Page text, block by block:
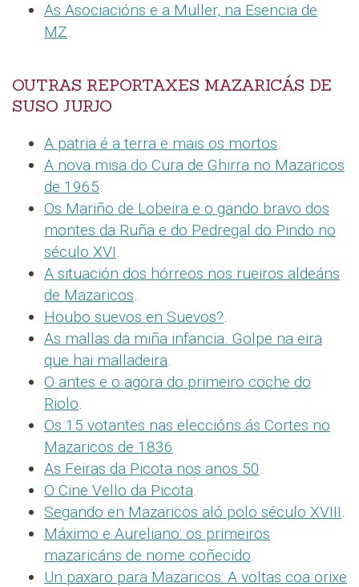
As Asociacións e a Muller, na Esencia de
MZ.
OUTRAS REPORTAXES MAZARICÁS DE
SUSO JURJO
A patria é a terra e mais os mortos.
A nova misa do Cura de Ghirra no Mazaricos
de 1965.
Os Mariño de Lobeira e o gando bravo dos
montes da Ruña e do Pedregal do Pindo no
século XVI.
A situación dos hórreos nos rueiros aldeáns
de Mazaricos.
Houbo suevos en Suevos?.
As mallas da miña infancia. Golpe na eira
que hai malladeira.
O antes e o agora do primeiro coche do
Riolo.
Os 15 votantes nas eleccións ás Cortes no
Mazaricos de 1836
As Feiras da Picota nos anos 50.
O Cine Vello da Picota.
Segando en Mazaricos aló polo século XVIII.
Máximo e Aureliano: os primeiros
mazaricáns de nome coñecido.
Un paxaro para Mazaricos: A voltas coa orixe